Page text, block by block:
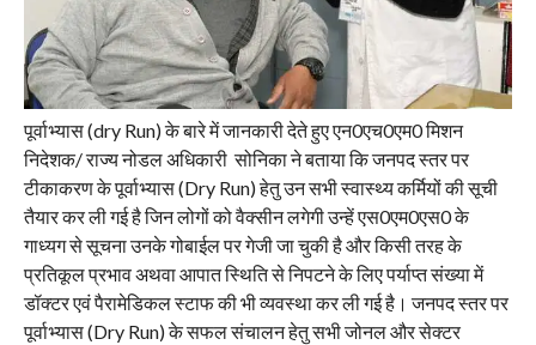
पूर्वाभ्यास (dry Run) के बारे में जानकारी देते हुए एन0एच0एम0 मिशन
निदेशक/ राज्य नोडल अधिकारी सोनिका ने बताया कि जनपद स्तर पर
टीकाकरण के पूर्वाभ्यास (Dry Run) हेतु उन सभी स्वास्थ्य कर्मियों की सूची
तैयार कर ली गई है जिन लोगों को वैक्सीन लगेगी उन्हें एस0एम0एस0 के
गाध्यग से सूचना उनके गोबाईल पर गेजी जा चुकी है और किसी तरह के
प्रतिकूल प्रभाव अथवा आपात स्थिति से निपटने के लिए पर्याप्त संख्या में
डॉक्टर एवं पैरामेडिकल स्टाफ की भी व्यवस्था कर ली गई है। जनपद स्तर पर
पूर्वाभ्यास (Dry Run) के सफल संचालन हेतु सभी जोनल और सेक्टर